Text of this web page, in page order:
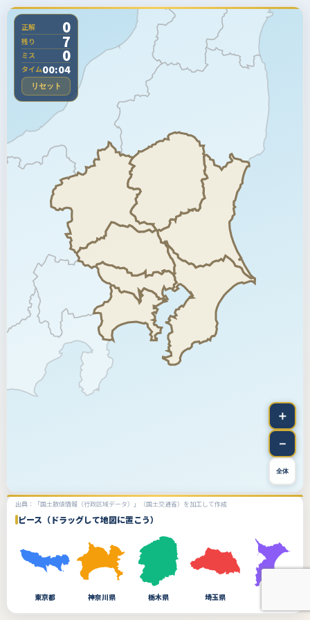
正解 0
残り 7
ミス 0
タイム00:04
リセット
＋
－
全体
出典：「国土数値情報（行政区域データ）」（国土交通省）を加工して作成
ピース（ドラッグして地図に置こう）
東京都 神奈川県 栃木県 埼玉県